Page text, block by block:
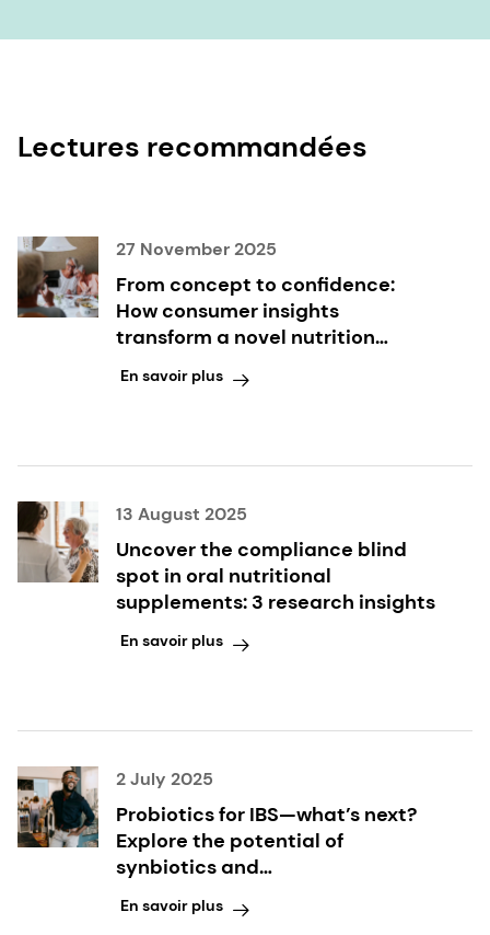
Lectures recommandées
27 November 2025
From concept to confidence:
How consumer insights
transform a novel nutrition
format into commercial reality
En savoir plus
13 August 2025
Uncover the compliance blind
spot in oral nutritional
supplements: 3 research insights
En savoir plus
2 July 2025
Probiotics for IBS—what’s next?
Explore the potential of
synbiotics and
microencapsulated butyrate
with leading gut health scientist
En savoir plus